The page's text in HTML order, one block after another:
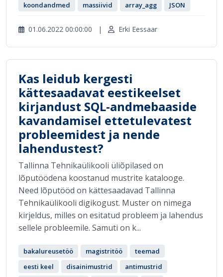
koondandmed
massiivid array_agg JSON
01.06.2022 00:00:00 | Erki Eessaar
Kas leidub kergesti
kättesaadavat eestikeelset
kirjandust SQL-andmebaaside
kavandamisel ettetulevatest
probleemidest ja nende
lahendustest?
Tallinna Tehnikaülikooli üliõpilased on
lõputöödena koostanud mustrite katalooge.
Need lõputööd on kättesaadavad Tallinna
Tehnikaülikooli digikogust. Muster on nimega
kirjeldus, milles on esitatud probleem ja lahendus
sellele probleemile. Samuti on k...
bakalureusetöö magistritöö
teemad
eesti keel
disainimustrid
antimustrid